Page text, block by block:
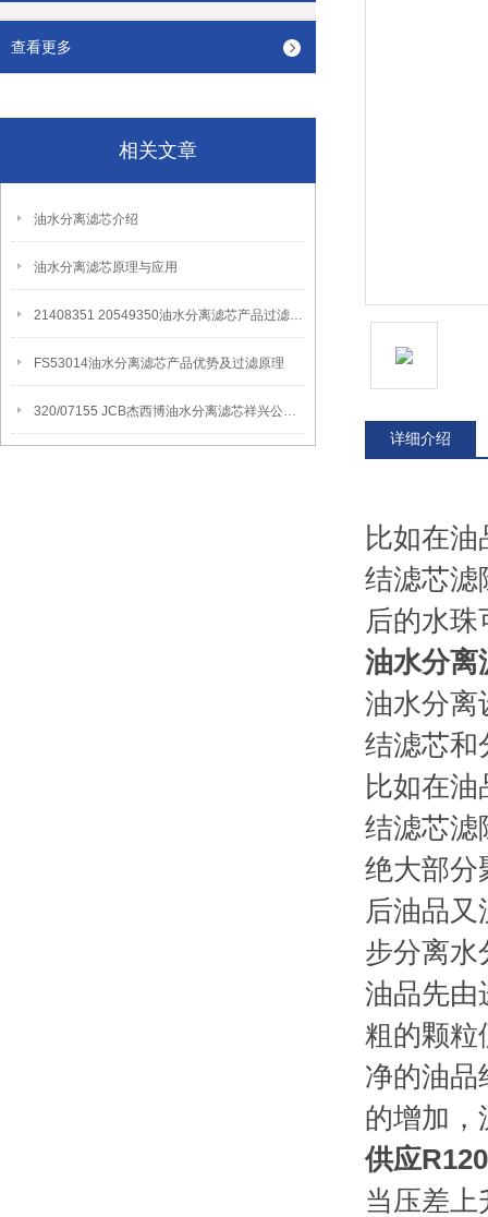
查看更多
相关文章
油水分离滤芯介绍
油水分离滤芯原理与应用
21408351 20549350油水分离滤芯产品过滤原理
FS53014油水分离滤芯产品优势及过滤原理
320/07155 JCB杰西博油水分离滤芯祥兴公司讲解产品应用领域
详细介绍
比如在
结滤芯滤
后的水
油水分离
油水分离
结滤芯和
比如在
结滤芯滤
绝大部分
后油品
步分离水
油品先由
粗的颗粒
净的油品
的增加，
供应
当压差上